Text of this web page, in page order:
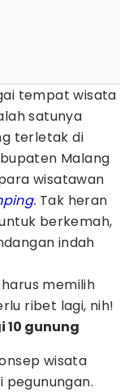
tempat wisata
satunya
terletak di
Malang
wisatawan
. Tak heran
berkemah,
indah
memilih
ribet lagi, nih!
10 gunung
wisata